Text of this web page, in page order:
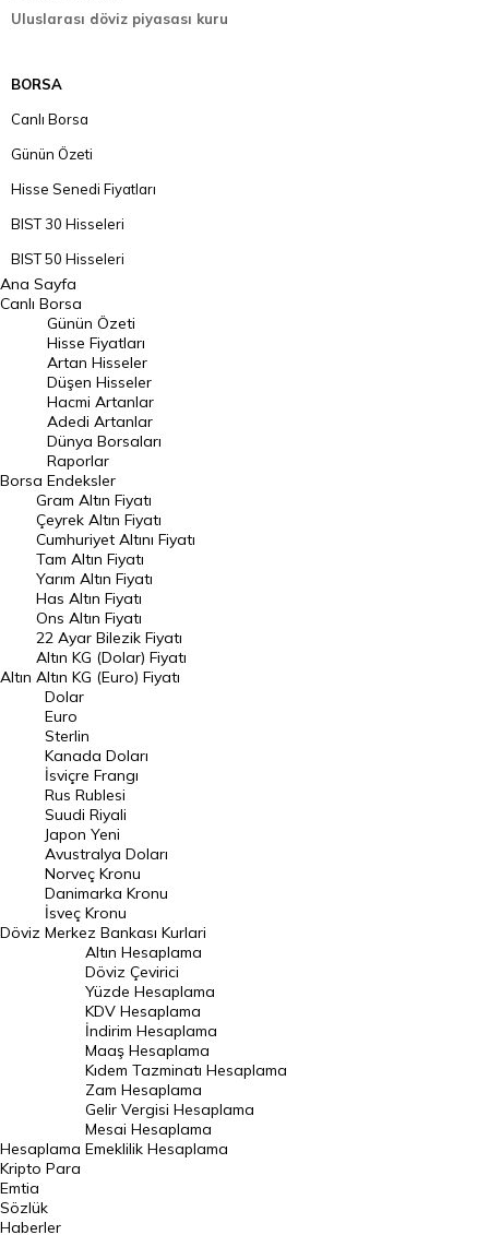
Uluslarası döviz piyasası kuru
BORSA
Canlı Borsa
Günün Özeti
Hisse Senedi Fiyatları
BIST 30 Hisseleri
BIST 50 Hisseleri
BIST 100 Hisseleri
En Çok Artan Hisseler
En Çok Düşen Hisseler
Hacmi Artanlar
Geçmiş Kapanışlar
Dünya Borsaları
Raporlar
Endeksler
DÖVİZ
Döviz Kuru
Dolar Kuru
Euro Kuru
Pound Kuru
Frank Kuru
Riyal Kuru
Avustralya Doları
Danimarka Kronu Kuru
Kanada Doları Kuru
Norveç Kronu Kuru
İsveç Kronu Kuru
Japon Yeni Kuru
Serbest Piyasa Döviz Kurları
Merkez Bankası Döviz Kurları
Altın Fiyatları
Gram Altın Fiyatı
Çeyrek Altın Fiyatı
Ana Sayfa
Canlı Borsa
Borsa
Günün Özeti
Hisse Fiyatları
Artan Hisseler
Düşen Hisseler
Hacmi Artanlar
Adedi Artanlar
Dünya Borsaları
Raporlar
Endeksler
Altın
Gram Altın Fiyatı
Çeyrek Altın Fiyatı
Cumhuriyet Altını Fiyatı
Tam Altın Fiyatı
Yarım Altın Fiyatı
Has Altın Fiyatı
Ons Altın Fiyatı
22 Ayar Bilezik Fiyatı
Altın KG (Dolar) Fiyatı
Altın KG (Euro) Fiyatı
Döviz
Dolar
Euro
Sterlin
Kanada Doları
İsviçre Frangı
Rus Rublesi
Suudi Riyali
Japon Yeni
Avustralya Doları
Norveç Kronu
Danimarka Kronu
İsveç Kronu
Merkez Bankası Kurlari
Hesaplama
Altın Hesaplama
Döviz Çevirici
Yüzde Hesaplama
KDV Hesaplama
İndirim Hesaplama
Maaş Hesaplama
Kıdem Tazminatı Hesaplama
Zam Hesaplama
Gelir Vergisi Hesaplama
Mesai Hesaplama
Emeklilik Hesaplama
Kripto Para
Emtia
Sözlük
Haberler